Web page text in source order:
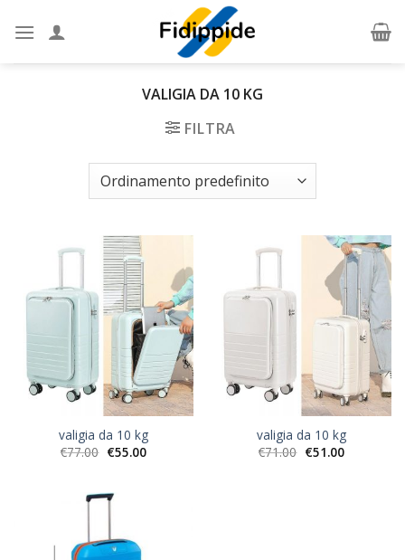
VALIGIA DA 10 KG
FILTRA
valigia da 10 kg
€77.00 €55.00
valigia da 10 kg
€71.00 €51.00